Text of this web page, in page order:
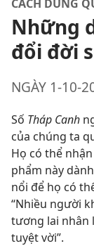
CÁCH DÙNG
Những
đổi đời
NGÀY 1-10-
Số Tháp Canh
của chúng ta
Họ có thể
phẩm này
nổi để họ có
“Nhiều người
tương lai nhân
tuyệt vời”.